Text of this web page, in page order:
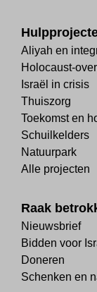
Aliyah en
Holocaust-
Israël in crisis
Thuiszorg
Toekomst en
Schuilkelders
Natuurpark
Alle projecten
Raak
Nieuwsbrief
Bidden voor
Doneren
Schenken en